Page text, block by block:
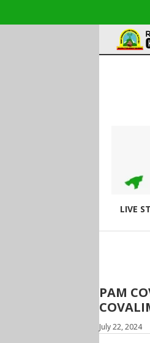
LIVE
PAM
July 22, 2024